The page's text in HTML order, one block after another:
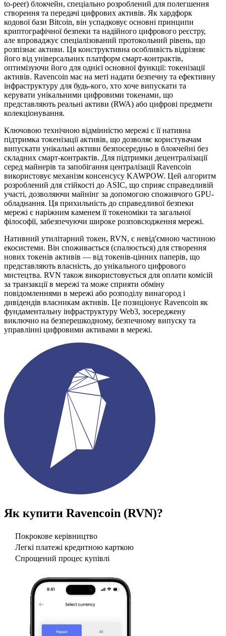
to-peer) блокчейн, спеціально розроблений для полегшення
створення та передачі цифрових активів. Як хардфорк
кодової бази Bitcoin, він успадковує основні принципи
криптографічної безпеки та надійного цифрового реєстру,
але впроваджує спеціалізований протокольний рівень, що
розпізнає активи. Ця конструктивна особливість відрізняє
його від універсальних платформ смарт-контрактів,
оптимізуючи його для однієї основної функції: токенізації
активів. Ravencoin має на меті надати безпечну та ефективну
інфраструктуру для будь-кого, хто хоче випускати та
керувати унікальними цифровими токенами, що
представляють реальні активи (RWA) або цифрові предмети
колекціонування.
Ключовою технічною відмінністю мережі є її нативна
підтримка токенізації активів, що дозволяє користувачам
випускати унікальні активи безпосередньо в блокчейні без
складних смарт-контрактів. Для підтримки децентралізації
серед майнерів та запобігання централізації Ravencoin
використовує механізм консенсусу KAWPOW. Цей алгоритм
розроблений для стійкості до ASIC, що сприяє справедливій
участі, дозволяючи майнінг за допомогою споживчого GPU-
обладнання. Ця прихильність до справедливої безпеки
мережі є наріжним каменем її токеноміки та загальної
філософії, забезпечуючи широке розповсюдження мережі.
Нативний утилітарний токен, RVN, є невід'ємною частиною
екосистеми. Він споживається (спалюється) для створення
нових токенів активів — від токенів-цінних паперів, що
представляють власність, до унікального цифрового
мистецтва. RVN також використовується для оплати комісій
за транзакції в мережі та може сприяти обміну
повідомленнями в мережі або розподілу винагород і
дивідендів власникам активів. Це позиціонує Ravencoin як
фундаментальну інфраструктуру Web3, зосереджену
виключно на безперешкодному, безпечному випуску та
управлінні цифровими активами в мережі.
Як купити Ravencoin (RVN)?
Покрокове керівництво
Легкі платежі кредитною карткою
Спрощений процес купівлі